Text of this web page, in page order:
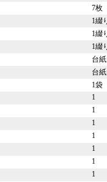
7枚
1綴
1綴
1綴
台
台
1袋
1
1
1
1
1
1
1